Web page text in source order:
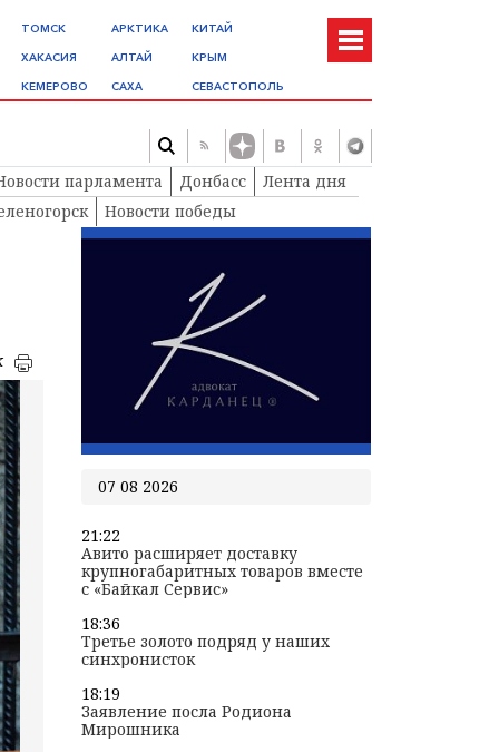
ТОМСК
ХАКАСИЯ
КЕМЕРОВО
АРКТИКА
АЛТАЙ
САХА
КИТАЙ
КРЫМ
СЕВАСТОПОЛЬ
парламента Донбасс
Лента дня
Новости победы
07 08 2026
21:22
Авито расширяет доставку
крупногабаритных товаров вместе
с «Байкал Сервис»
18:36
Третье золото подряд у наших
синхронисток
18:19
Заявление посла Родиона
Мирошника